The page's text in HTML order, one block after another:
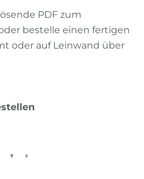
PDF zum
bestelle einen fertigen
oder auf Leinwand über